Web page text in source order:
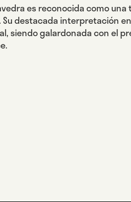
es reconocida como
destacada interpretación
siendo galardonada con el